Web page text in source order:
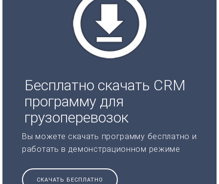
Бесплатно скачать CRM
программу для
грузоперевозок
Вы можете скачать программу бесплатно и
работать в демонстрационном режиме
СКАЧАТЬ БЕСПЛАТНО